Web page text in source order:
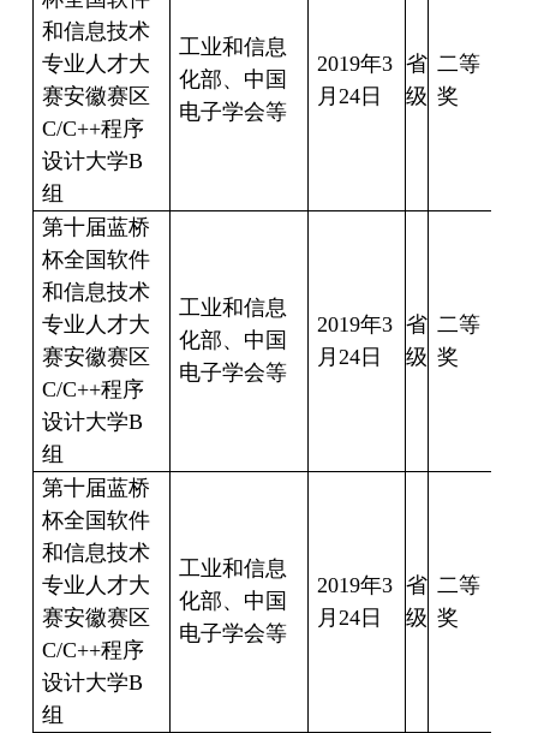
和信息技术
专业人才大
赛安徽赛区
C/C++程序
设计大学B
组
工业和信息
化部、中国
电子学会等
2019年3
月 24 日
省
级
二等
奖
第十届蓝桥
杯全国软件
和信息技术
专业人才大
赛安徽赛区
C/C++程序
设计大学B
组
工业和信息
化部、中国
电子学会等
2019年3
月 24 日
省
级
二等
奖
第十届蓝桥
杯全国软件
和信息技术
专业人才大
赛安徽赛区
C/C++程序
设计大学B
组
工业和信息
化部、中国
电子学会等
2019年3
月 24 日
省
级
二等
奖